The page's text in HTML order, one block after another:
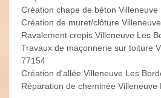
Création chape de béton
Création de muret/clôture
Ravalement crepis Villeneuve Les
Travaux de maçonnerie sur toiture
77154
Création d'allée Villeneuve Les
Réparation de cheminée Villeneuve